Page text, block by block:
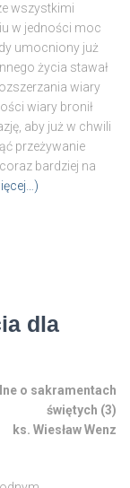
wszystkimi
w jedności moc
umocniony już
życia stawał
wiary
wiary bronił
aby już w chwili
przeżywanie
bardziej na
dla
o sakramentach
świętych (3)
ks. Wiesław Wenz